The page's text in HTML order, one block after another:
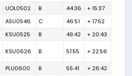
UOL0502 B 44:36
+ 15:37
ASU0546 C 46:51
+ 17:52
KSU0525 B 49:42 + 20:43
KSU0626 B 51:55 + 22:56
PLU0600 B 55:41
+ 26:42